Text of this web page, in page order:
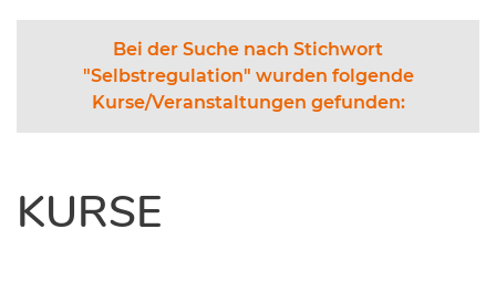
Bei der Suche nach Stichwort
"Selbstregulation" wurden folgende
Kurse/Veranstaltungen gefunden:
KURSE